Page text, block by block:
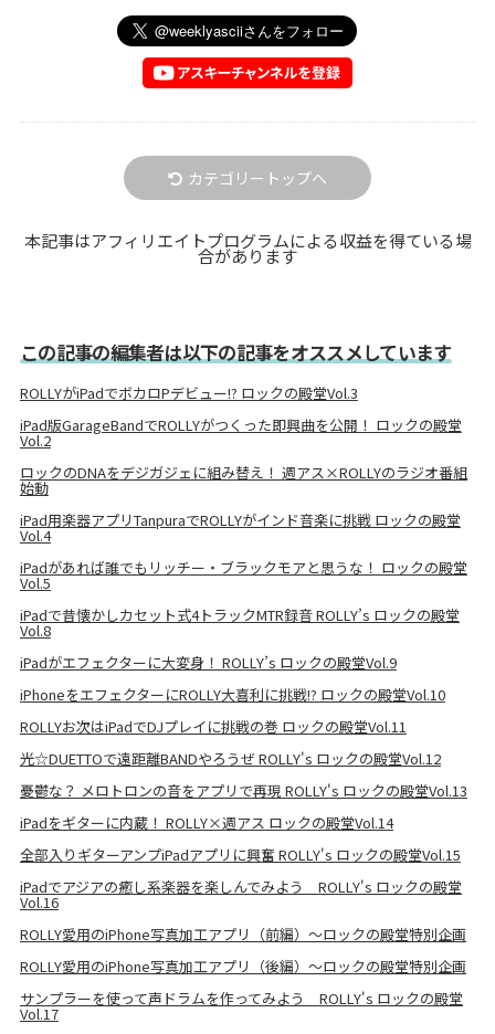
カテゴリートップへ
本記事はアフィリエイトプログラムによる収益を得ている場
合があります
この記事の編集者は以下の記事をオススメしています
ROLLYがiPadでボカロPデビュー!? ロックの殿堂Vol.3
iPad版GarageBandでROLLYがつくった即興曲を公開！ ロックの殿堂
Vol.2
ロックのDNAをデジガジェに組み替え！ 週アス×ROLLYのラジオ番組
始動
iPad用楽器アプリTanpuraでROLLYがインド音楽に挑戦 ロックの殿堂
Vol.4
iPadがあれば誰でもリッチー・ブラックモアと思うな！ ロックの殿堂
Vol.5
iPadで昔懐かしカセット式4トラックMTR録音 ROLLY’s ロックの殿堂
Vol.8
iPadがエフェクターに大変身！ ROLLY’s ロックの殿堂Vol.9
iPhoneをエフェクターにROLLY大喜利に挑戦!? ロックの殿堂Vol.10
ROLLYお次はiPadでDJプレイに挑戦の巻 ロックの殿堂Vol.11
光☆DUETTOで遠距離BANDやろうぜ ROLLY's ロックの殿堂Vol.12
憂鬱な？ メロトロンの音をアプリで再現 ROLLY's ロックの殿堂Vol.13
iPadをギターに内蔵！ ROLLY×週アス ロックの殿堂Vol.14
全部入りギターアンプiPadアプリに興奮 ROLLY's ロックの殿堂Vol.15
iPadでアジアの癒し系楽器を楽しんでみよう ROLLY's ロックの殿堂
Vol.16
ROLLY愛用のiPhone写真加工アプリ（前編）～ロックの殿堂特別企画
ROLLY愛用のiPhone写真加工アプリ（後編）～ロックの殿堂特別企画
サンプラーを使って声ドラムを作ってみよう ROLLY's ロックの殿堂
Vol.17